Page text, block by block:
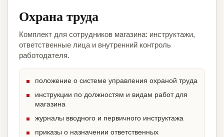
Охрана труда
Комплект для сотрудников магазина: инструктажи,
ответственные лица и внутренний контроль
работодателя.
положение о системе управления охраной труда
инструкции по должностям и видам работ для
магазина
журналы вводного и первичного инструктажа
приказы о назначении ответственных